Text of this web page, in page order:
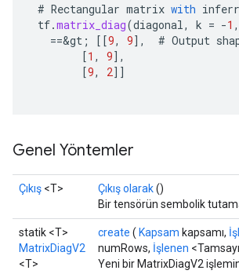
# Rectangular matrix with
tf.matrix_diag(diagonal, k = -1 ,
==&gt ; [[9, 9] , # Output
[1 , 9] ,
[9, 2]]
Genel Yöntemler
Çıkış <T> Çıkış olarak()
Bir tensörün sembolik
statik <T>
MatrixDiagV2
<T>
create ( Kapsam kapsamı,
numRows, İşlenen
Yeni bir MatrixDiagV2